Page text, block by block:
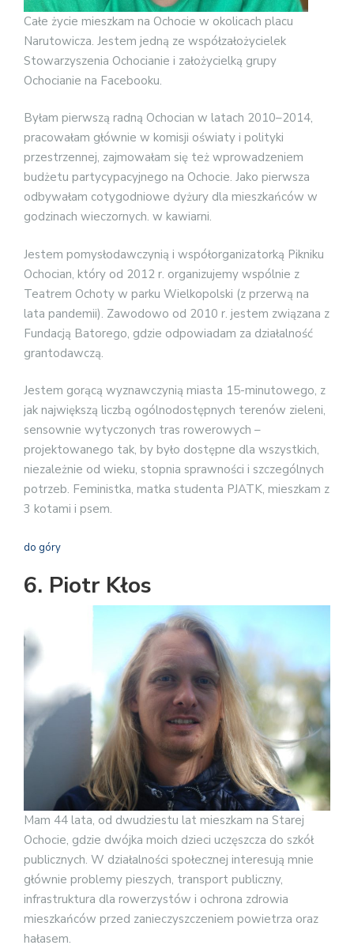
Całe życie mieszkam na Ochocie w okolicach placu
Narutowicza. Jestem jedną ze współzałożycielek
Stowarzyszenia Ochocianie i założycielką grupy
Ochocianie na Facebooku.
Byłam pierwszą radną Ochocian w latach 2010–2014,
pracowałam głównie w komisji oświaty i polityki
przestrzennej, zajmowałam się też wprowadzeniem
budżetu partycypacyjnego na Ochocie. Jako pierwsza
odbywałam cotygodniowe dyżury dla mieszkańców w
godzinach wieczornych. w kawiarni.
Jestem pomysłodawczynią i współorganizatorką Pikniku
Ochocian, który od 2012 r. organizujemy wspólnie z
Teatrem Ochoty w parku Wielkopolski (z przerwą na
lata pandemii). Zawodowo od 2010 r. jestem związana z
Fundacją Batorego, gdzie odpowiadam za działalność
grantodawczą.
Jestem gorącą wyznawczynią miasta 15-minutowego, z
jak największą liczbą ogólnodostępnych terenów zieleni,
sensownie wytyczonych tras rowerowych –
projektowanego tak, by było dostępne dla wszystkich,
niezależnie od wieku, stopnia sprawności i szczególnych
potrzeb. Feministka, matka studenta PJATK, mieszkam z
3 kotami i psem.
do góry
6. Piotr Kłos
Mam 44 lata, od dwudziestu lat mieszkam na Starej
Ochocie, gdzie dwójka moich dzieci uczęszcza do szkół
publicznych. W działalności społecznej interesują mnie
głównie problemy pieszych, transport publiczny,
infrastruktura dla rowerzystów i ochrona zdrowia
mieszkańców przed zanieczyszczeniem powietrza oraz
hałasem.